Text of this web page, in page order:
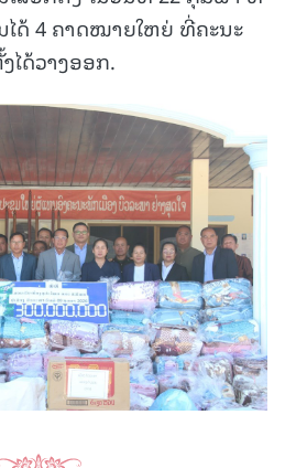
ໄດ້ 4 ຄາດໝາຍໃຫຍ່ ທີ່ຄະນະ
ໄດ້ວາງອອກ.